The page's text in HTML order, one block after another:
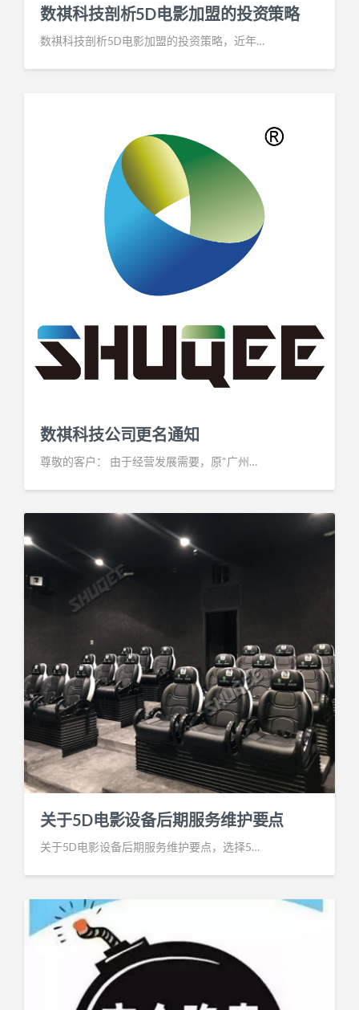
数祺科技剖析5D电影加盟的投资策略
数祺科技剖析5D电影加盟的投资策略，近年…
数祺科技公司更名通知
尊敬的客户： 由于经营发展需要，原“广州…
关于5D电影设备后期服务维护要点
关于5D电影设备后期服务维护要点，选择5…